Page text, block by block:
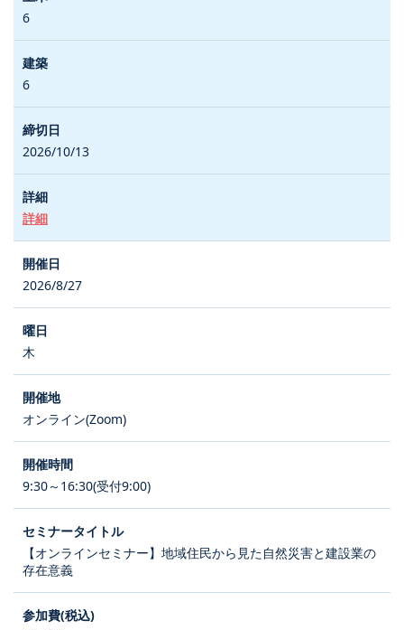
6
6
2026/10/13
詳細
2026/8/27
木
オンライン(Zoom)
9:30～16:30(受付9:00)
【オンラインセミナー】地域住民から見た自然災害と建設業の
存在意義